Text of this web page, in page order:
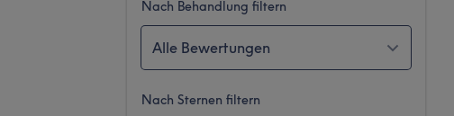
Nach Behandlung filtern
Alle Bewertungen
Nach Sternen filtern